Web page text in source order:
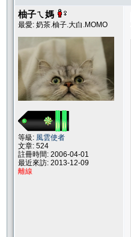
柚子ㄟ媽
最愛: 奶茶.柚子.大白.MOMO
等級: 風雲使者
文章: 524
註冊時間: 2006-04-01
最近來訪: 2013-12-09
離線